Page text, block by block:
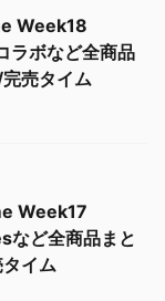
Week18
ラボなど全商品
売タイム
Week17
ど全商品まと
イム